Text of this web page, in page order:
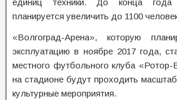
единиц техники. До конца года
планируется увеличить до 1100
«Волгоград-Арена», которую
эксплуатацию в ноябре 2017 года,
местного футбольного клуба «Ротор-
на стадионе будут проходить
культурные мероприятия.